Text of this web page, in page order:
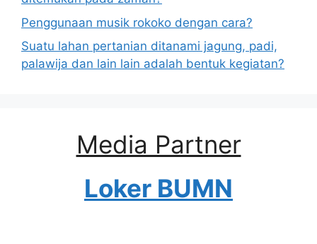
Penggunaan musik rokoko dengan cara?
Suatu lahan pertanian ditanami jagung, padi,
palawija dan lain lain adalah bentuk kegiatan?
Media Partner
Loker BUMN